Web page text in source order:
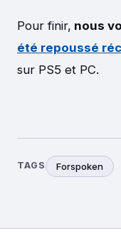
Pour finir, nous
été repoussé
sur PS5 et PC.
TAGS Forspoken